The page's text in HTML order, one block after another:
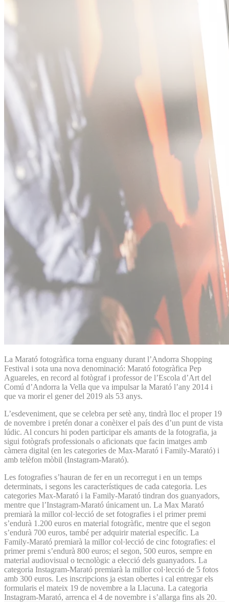
La Marató fotogràfica torna enguany durant l’Andorra Shopping
Festival i sota una nova denominació: Marató fotogràfica Pep
Aguareles, en record al fotògraf i professor de l’Escola d’Art del
Comú d’Andorra la Vella que va impulsar la Marató l’any 2014 i
que va morir el gener del 2019 als 53 anys.
L’esdeveniment, que se celebra per setè any, tindrà lloc el proper 19
de novembre i pretén donar a conèixer el país des d’un punt de vista
lúdic. Al concurs hi poden participar els amants de la fotografia, ja
sigui fotògrafs professionals o aficionats que facin imatges amb
càmera digital (en les categories de Max-Marató i Family-Marató) i
amb telèfon mòbil (Instagram-Marató).
Les fotografies s’hauran de fer en un recorregut i en un temps
determinats, i segons les característiques de cada categoria. Les
categories Max-Marató i la Family-Marató tindran dos guanyadors,
mentre que l’Instagram-Marató únicament un. La Max Marató
premiarà la millor col·lecció de set fotografies i el primer premi
s’endurà 1.200 euros en material fotogràfic, mentre que el segon
s’endurà 700 euros, també per adquirir material específic. La
Family-Marató premiarà la millor col·lecció de cinc fotografies: el
primer premi s’endurà 800 euros; el segon, 500 euros, sempre en
material audiovisual o tecnològic a elecció dels guanyadors. La
categoria Instagram-Marató premiarà la millor col·lecció de 5 fotos
amb 300 euros. Les inscripcions ja estan obertes i cal entregar els
formularis el mateix 19 de novembre a la Llacuna. La categoria
Instagram-Marató, arrenca el 4 de novembre i s’allarga fins als 20.